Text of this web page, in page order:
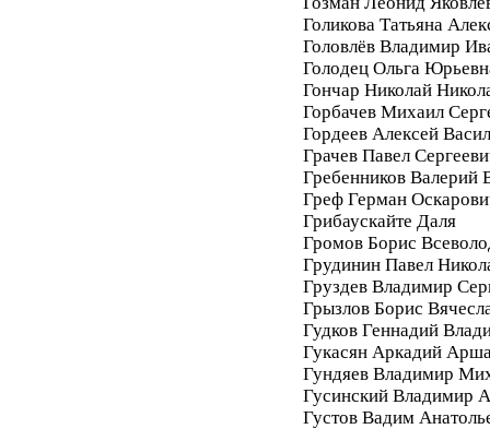
Голикова Татьяна
Головлёв Владимир
Голодец Ольга
Гончар Николай
Горбачев Михаил
Гордеев Алексей
Грачев Павел
Гребенников Валерий
Греф Герман
Грибаускайте Даля
Громов Борис
Грудинин Павел
Груздев Владимир
Грызлов Борис
Гудков Геннадий
Гукасян Аркадий
Гундяев Владимир
Гусинский Владимир
Густов Вадим